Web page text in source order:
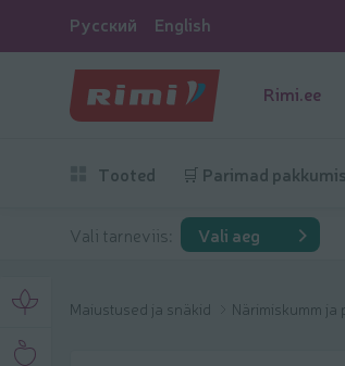
Русский English
Rimi.ee
Tooted 🛒 Parimad
Vali tarneviis: Vali aeg
Maiustused ja snäkid Närimiskumm ja